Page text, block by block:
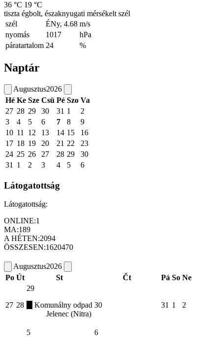
36 °C 19 °C
tiszta égbolt, északnyugati mérsékelt szél
szél
ÉNy, 4.68 m/s
nyomás
1017
hPa
páratartalom 24 %
Naptár
Augusztus2026
Hé Ke Sze Csü Pé Szo Va
27 28 29 30 31 1
2
3
4 5 6 7 8
9
10 11 12 13 14 15
16
17 18 19 20 21 22
23
24 25 26 27 28 29
30
31
1 2 3 4 5 6
Látogatottság
Látogatottság:
ONLINE:1
MA:189
A HÉTEN:2094
ÖSSZESEN:1620470
Augusztus2026
Po Út St Čt Pá So Ne
27 28
29
Komunálny odpad
Jelenec (Nitra)
30 31 1 2
5
6